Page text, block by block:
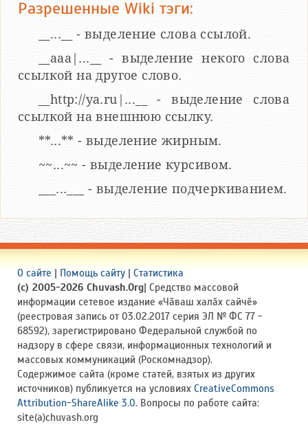
Разрешенные Wiki тэги:
__...__ - выделение слова ссылой.
__aaa|...__ - выделение некого слова
ссылкой на другое слово.
__http://ya.ru|...__ - выделение слова
ссылкой на внешнюю ссылку.
**...** - выделение жирным.
~~...~~ - выделение курсивом.
___...___ - выделение подчеркиванием.
О сайте | Помощь сайту | Статистика
(c) 2005-2026 Chuvash.Org| Средство массовой
информации сетевое издание «Чӑваш халӑх сайчӗ»
(реестровая запись от 03.02.2017 серия ЭЛ № ФС 77 -
68592), зарегистрировано Федеральной службой по
надзору в сфере связи, информационных технологий и
массовых коммуникаций (Роскомнадзор).
Содержимое сайта (кроме статей, взятых из других
источников) публикуется на условиях CreativeCommons
Attribution-ShareAlike 3.0. Вопросы по работе сайта:
site(a)chuvash.org